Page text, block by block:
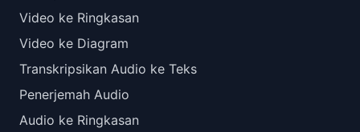
Video ke Ringkasan
Video ke Diagram
Transkripsikan Audio ke Teks
Penerjemah Audio
Audio ke Ringkasan